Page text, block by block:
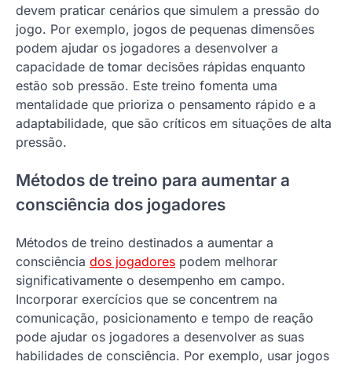
devem praticar cenários que simulem a pressão do
jogo. Por exemplo, jogos de pequenas dimensões
podem ajudar os jogadores a desenvolver a
capacidade de tomar decisões rápidas enquanto
estão sob pressão. Este treino fomenta uma
mentalidade que prioriza o pensamento rápido e a
adaptabilidade, que são críticos em situações de alta
pressão.
Métodos de treino para aumentar a
consciência dos jogadores
Métodos de treino destinados a aumentar a
consciência dos jogadores podem melhorar
significativamente o desempenho em campo.
Incorporar exercícios que se concentrem na
comunicação, posicionamento e tempo de reação
pode ajudar os jogadores a desenvolver as suas
habilidades de consciência. Por exemplo, usar jogos